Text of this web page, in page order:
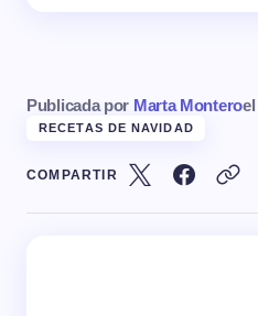
Publicada por Marta Monteroel
RECETAS DE NAVIDAD
COMPARTIR